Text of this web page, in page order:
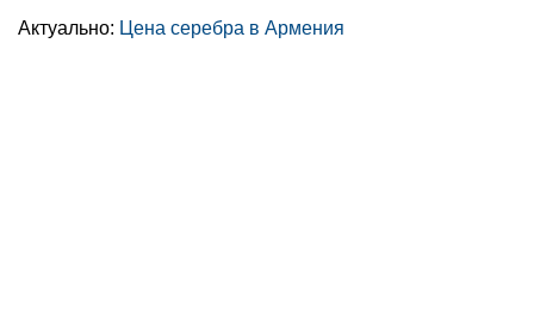
Актуально: Цена серебра в Армения